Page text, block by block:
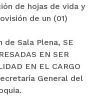
de hojas de vida y
de un (01)
Sala Plena, SE
EN SER
EN EL CARGO
General del